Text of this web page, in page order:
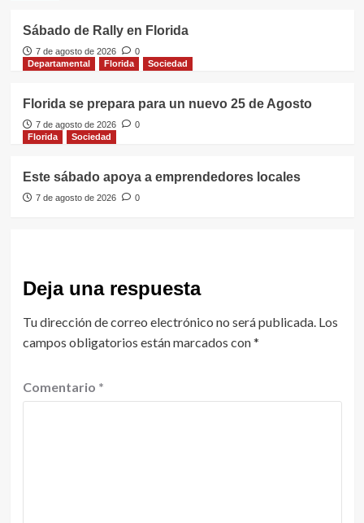
Sábado de Rally en Florida
7 de agosto de 2026
0
Departamental
Florida Sociedad
Florida se prepara para un nuevo 25 de Agosto
7 de agosto de 2026
0
Florida
Sociedad
Este sábado apoya a emprendedores locales
7 de agosto de 2026 0
Deja una respuesta
Tu dirección de correo electrónico no será publicada. Los
campos obligatorios están marcados con*
Comentario *